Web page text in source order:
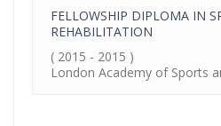
FELLOWSHIP DIPLOMA IN
REHABILITATION
( 2015 - 2015 )
London Academy of Sports